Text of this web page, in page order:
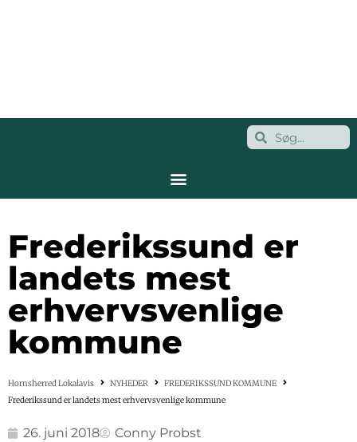
Frederikssund er
landets mest
erhvervsvenlige
kommune
Hornsherred Lokalavis NYHEDER
FREDERIKSSUND KOMMUNE
Frederikssund er landets mest erhvervsvenlige kommune
26. juni 2018
Conny Probst